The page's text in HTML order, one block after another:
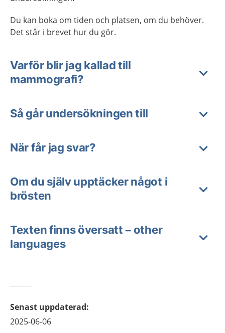
Du kan boka om tiden och platsen, om du behöver.
Det står i brevet hur du gör.
Varför blir jag kallad till
mammografi?
Så går undersökningen till
När får jag svar?
Om du själv upptäcker något i
brösten
Texten finns översatt – other
languages
Senast uppdaterad:
2025-06-06